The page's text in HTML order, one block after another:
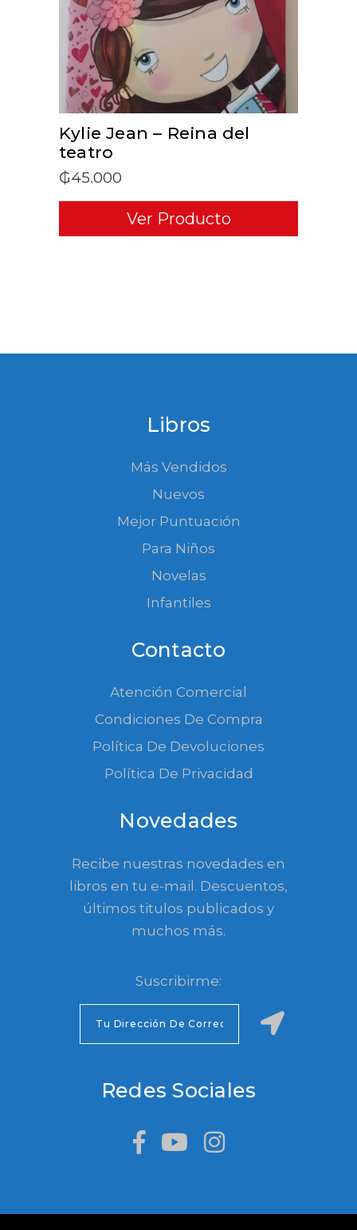
Kylie Jean – Reina del
teatro
₲45.000
Ver Producto
Libros
Más Vendidos
Nuevos
Mejor Puntuación
Para Niños
Novelas
Infantiles
Contacto
Atención Comercial
Condiciones De Compra
Política De Devoluciones
Política De Privacidad
Novedades
Recibe nuestras novedades en
libros en tu e-mail. Descuentos,
últimos titulos publicados y
muchos más.
Suscribirme:
Redes Sociales